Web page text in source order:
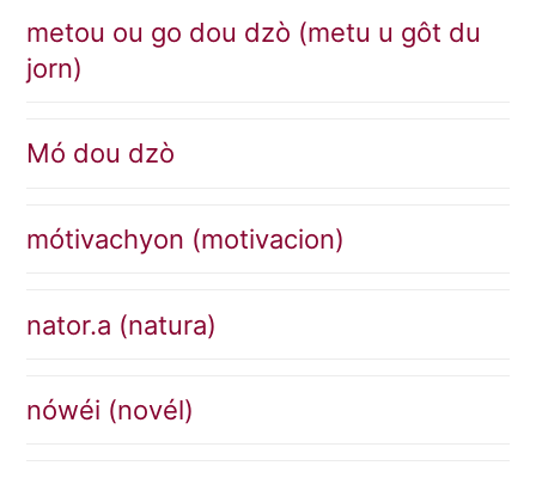
metou ou go dou dzò (metu u gôt du
jorn)
Mó dou dzò
mótivachyon (motivacion)
nator.a (natura)
nówéi (novél)